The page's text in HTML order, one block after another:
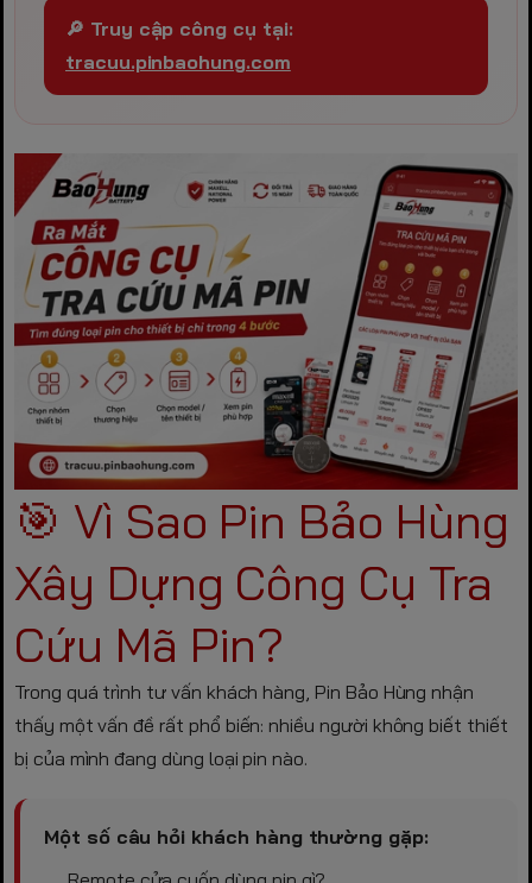
🔎 Truy cập công cụ tại:
tracuu.pinbaohung.com
🎯 Vì Sao Pin Bảo Hùng
Xây Dựng Công Cụ Tra
Cứu Mã Pin?
Trong quá trình tư vấn khách hàng, Pin Bảo Hùng nhận
thấy một vấn đề rất phổ biến: nhiều người không biết thiết
bị của mình đang dùng loại pin nào.
Một số câu hỏi khách hàng thường gặp: